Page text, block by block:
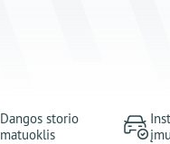
Dangos storio
matuoklis